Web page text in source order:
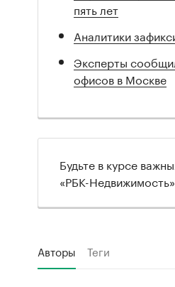
пять лет
Аналитики
Эксперты
офисов в Москве
Будьте в курсе
«РБК-Недвижимость»
Авторы Теги